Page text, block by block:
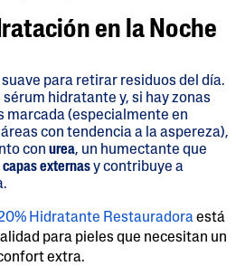
en la Noche
para retirar residuos del día.
sérum hidratante y, si hay zonas
marcada (especialmente en
con tendencia a la aspereza),
conurea, un humectante que
externasy contribuye a
Hidratante Restauradoraestá
para pieles que necesitan un
extra.